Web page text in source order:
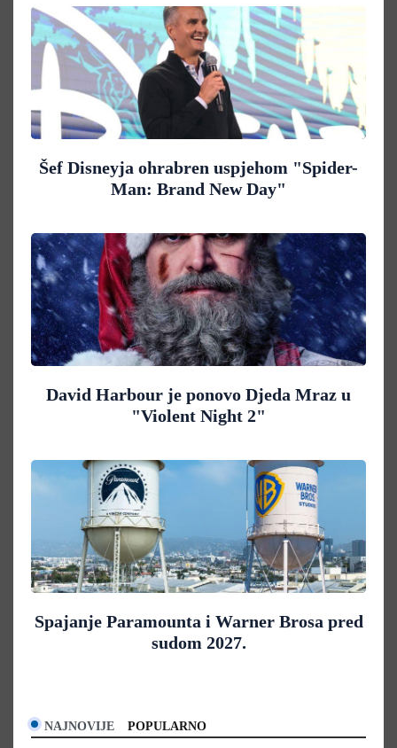
Šef Disneyja ohrabren uspjehom "Spider-
Man: Brand New Day"
David Harbour je ponovo Djeda Mraz u
"Violent Night 2"
Spajanje Paramounta i Warner Brosa pred
sudom 2027.
NAJNOVIJE POPULARNO